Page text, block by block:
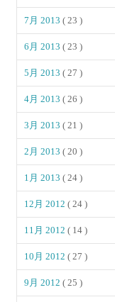
7月 2013( 23 )
6月 2013( 23 )
5月 2013( 27 )
4月 2013( 26 )
3月 2013( 21 )
2月 2013( 20 )
1月 2013( 24 )
12月 2012( 24 )
11月 2012( 14 )
10月 2012( 27 )
9月 2012( 25 )